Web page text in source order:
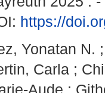
https://
Yonatan N.
Carla ;
Aude ;